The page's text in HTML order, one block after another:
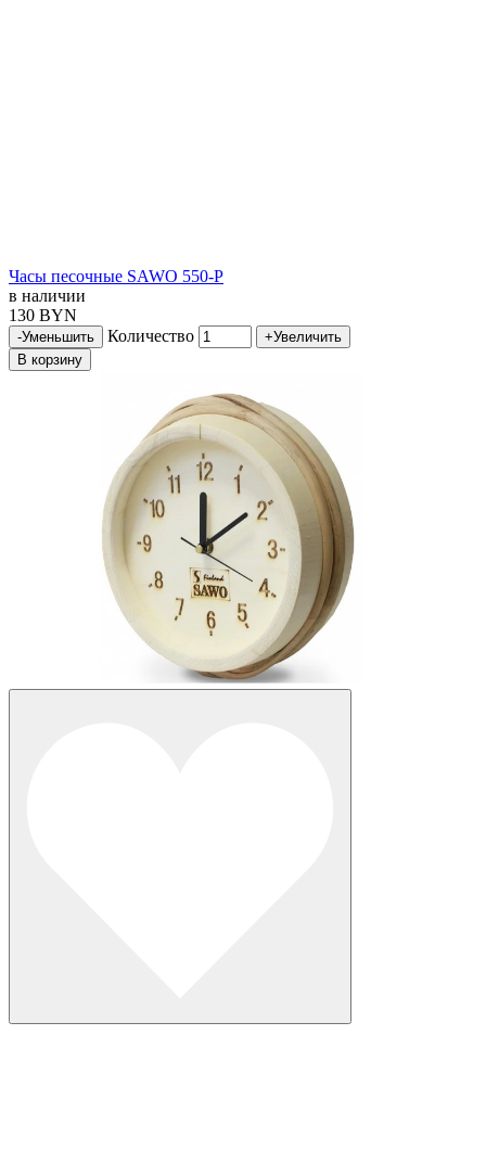
Часы песочные SAWO 550-P
в наличии
130 BYN
-Уменьшить Количество +Увеличить
В корзину